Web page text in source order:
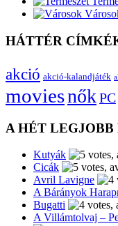
HÁTTÉR
akció akció-kalandjáték
moviesnőkPC
A HÉT
Kutyák
Cicák
Avril Lavigne
A Bárányok
Bugatti
A Villámtolvaj –